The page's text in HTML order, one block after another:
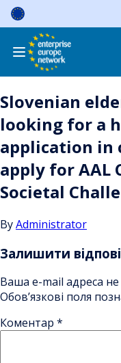
Skip
content
Slovenian
looking for a
application in
apply for AAL
Societal
ByAdministrator
Залишити
Ваша e-mail адреса
Обов’язкові поля
Коментар *